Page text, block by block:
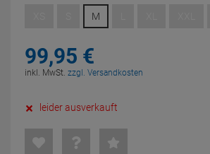
M
99,95 €
inkl. MwSt. zzgl. Versandkosten
leider ausverkauft